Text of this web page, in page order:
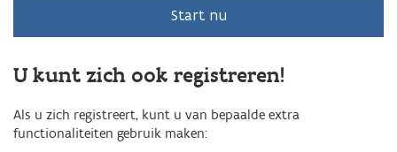
Start nu
U kunt zich ook registreren!
Als u zich registreert, kunt u van bepaalde extra
functionaliteiten gebruik maken: